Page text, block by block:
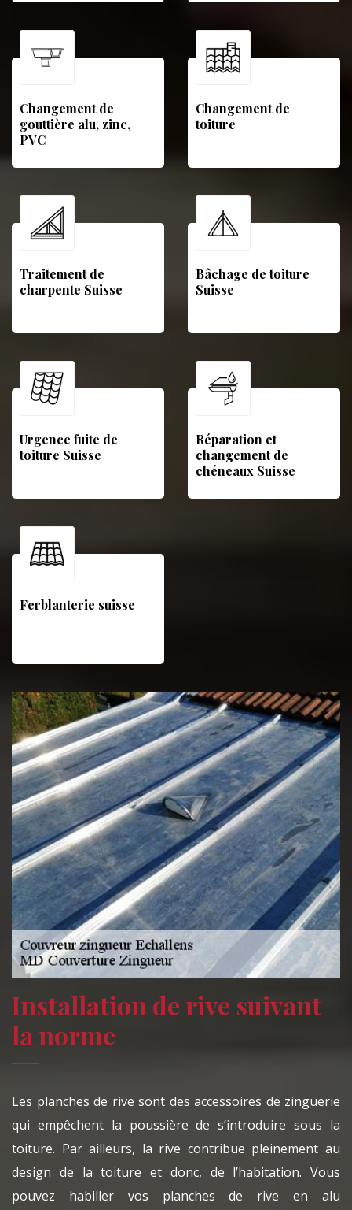
Changement de
gouttière alu, zinc,
PVC
Changement de
toiture
Traitement de
charpente Suisse
Bâchage de toiture
Suisse
Urgence fuite de
toiture Suisse
Réparation et
changement de
chéneaux Suisse
Ferblanterie suisse
Installation de rive suivant
la norme
Les planches de rive sont des accessoires de zinguerie
qui empêchent la poussière de s’introduire sous la
toiture. Par ailleurs, la rive contribue pleinement au
design de la toiture et donc, de l’habitation. Vous
pouvez habiller vos planches de rive en alu